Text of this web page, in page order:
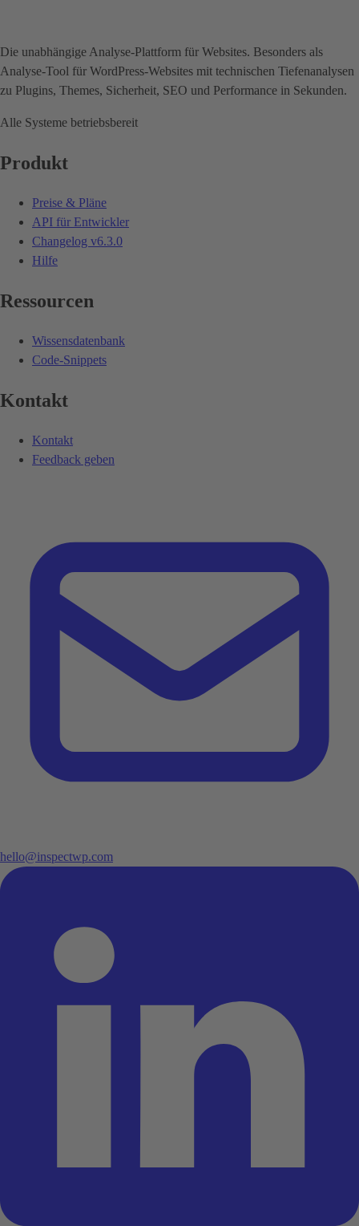
Die unabhängige Analyse-Plattform für Websites. Besonders als
Analyse-Tool für WordPress-Websites mit technischen Tiefenanalysen
zu Plugins, Themes, Sicherheit, SEO und Performance in Sekunden.
Alle Systeme betriebsbereit
Produkt
Preise & Pläne
API für Entwickler
Changelog v6.3.0
Hilfe
Ressourcen
Wissensdatenbank
Code-Snippets
Kontakt
Kontakt
Feedback geben
hello@inspectwp.com